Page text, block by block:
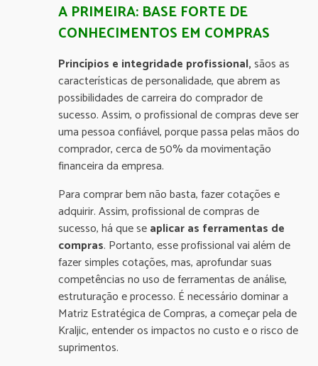
A PRIMEIRA: BASE FORTE DE
CONHECIMENTOS EM COMPRAS
Princípios e integridade profissional,sãos as
características de personalidade, que abrem as
possibilidades de carreira do comprador de
sucesso. Assim, o profissional de compras deve ser
uma pessoa confiável, porque passa pelas mãos do
comprador, cerca de 50% da movimentação
financeira da empresa.
Para comprar bem não basta, fazer cotações e
adquirir. Assim, profissional de compras de
sucesso, há que seaplicar as ferramentas de
compras. Portanto, esse profissional vai além de
fazer simples cotações, mas, aprofundar suas
competências no uso de ferramentas de análise,
estruturação e processo. É necessário dominar a
Matriz Estratégica de Compras, a começar pela de
Kraljic, entender os impactos no custo e o risco de
suprimentos.